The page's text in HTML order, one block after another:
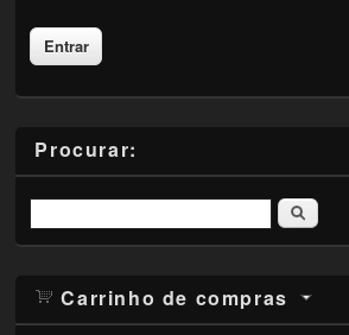
Procurar:
Pesquisar
Carrinho de compras